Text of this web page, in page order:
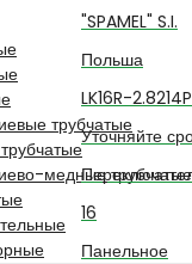
трубчатые
медные трубчатые
"SPAMEL" S.I.
Польша
LK16R-
Уточняйте
16
Панельное